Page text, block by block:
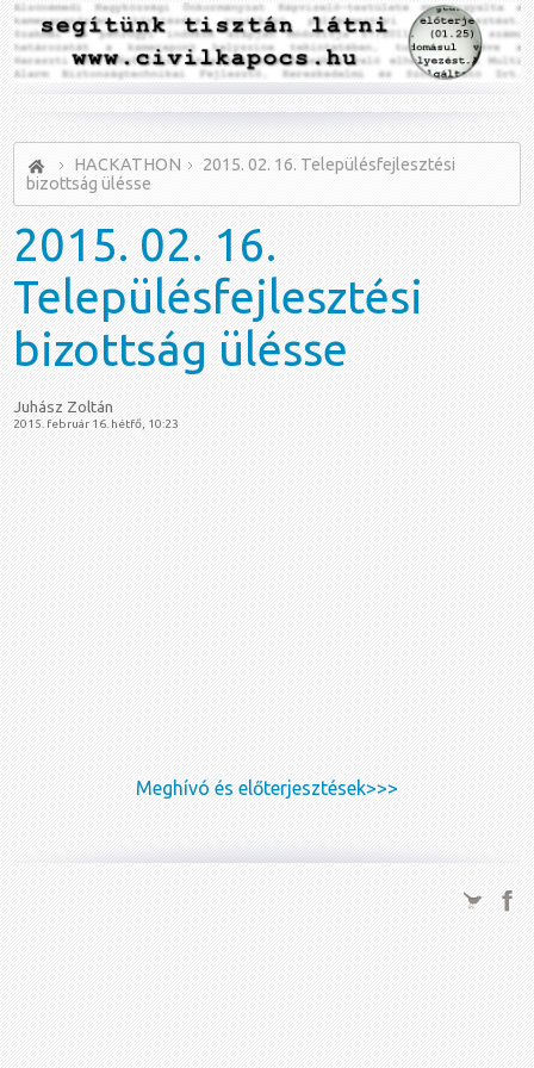
HACKATHON
2015. 02. 16. Településfejlesztési
bizottság ülésse
2015. 02. 16.
Településfejlesztési
bizottság ülésse
Juhász Zoltán
2015. február 16. hétfő, 10:23
Meghívó és előterjesztések>>>